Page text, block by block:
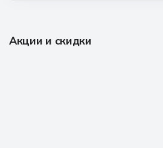
Акции и скидки